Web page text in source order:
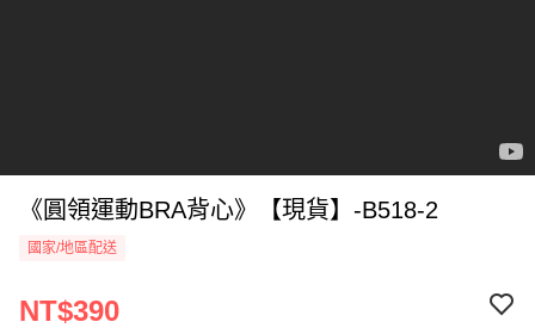
《圓領運動BRA背心》【現貨】-B518-2
國家/地區配送
NT$390